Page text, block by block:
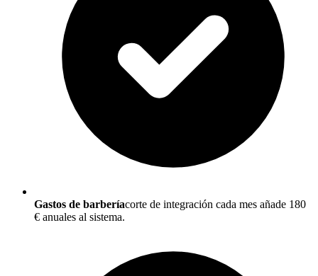
Gastos de barberíacorte de integración cada mes añade 180
€ anuales al sistema.